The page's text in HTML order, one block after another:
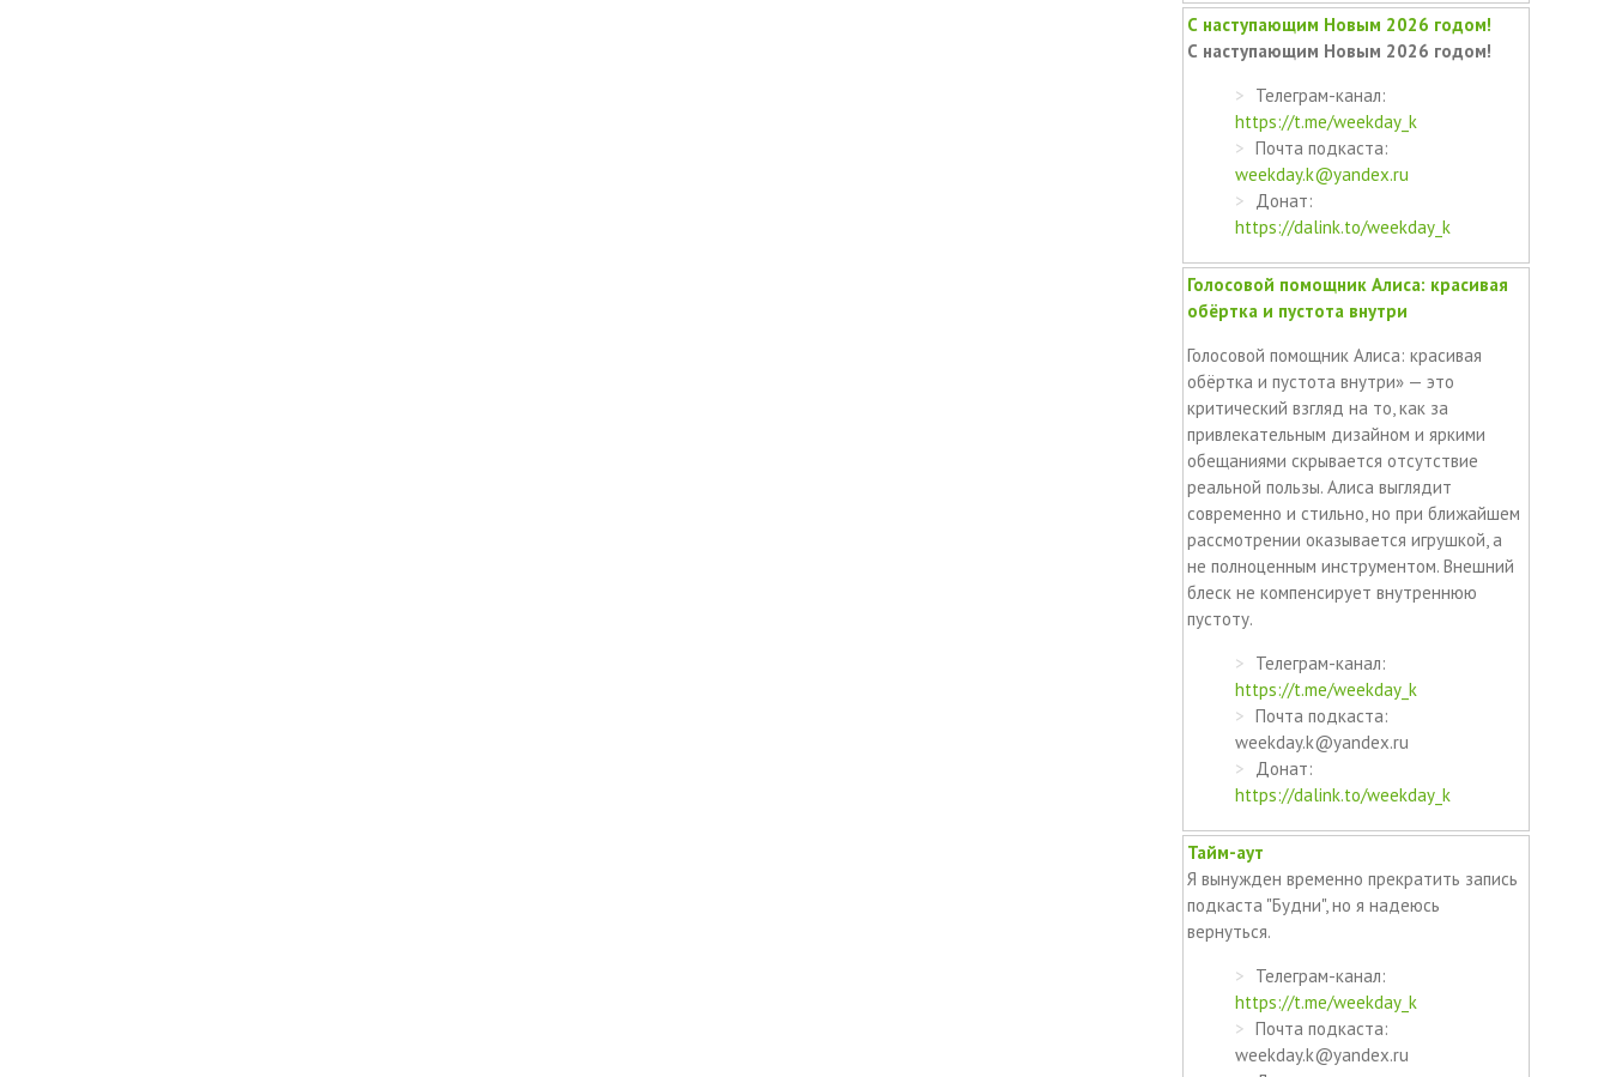
С наступающим Новым 2026 годом!
С наступающим Новым 2026 годом!
Телеграм-канал:
https://t.me/weekday_k
Почта подкаста:
weekday.k@yandex.ru
Донат:
https://dalink.to/weekday_k
Голосовой помощник Алиса: красивая
обёртка и пустота внутри
Голосовой помощник Алиса: красивая
обёртка и пустота внутри» — это
критический взгляд на то, как за
привлекательным дизайном и яркими
обещаниями скрывается отсутствие
реальной пользы. Алиса выглядит
современно и стильно, но при ближайшем
рассмотрении оказывается игрушкой, а
не полноценным инструментом. Внешний
блеск не компенсирует внутреннюю
пустоту.
Телеграм-канал:
https://t.me/weekday_k
Почта подкаста:
weekday.k@yandex.ru
Донат:
https://dalink.to/weekday_k
Тайм-аут
Я вынужден временно прекратить запись
подкаста "Будни", но я надеюсь
вернуться.
Телеграм-канал:
https://t.me/weekday_k
Почта подкаста:
weekday.k@yandex.ru